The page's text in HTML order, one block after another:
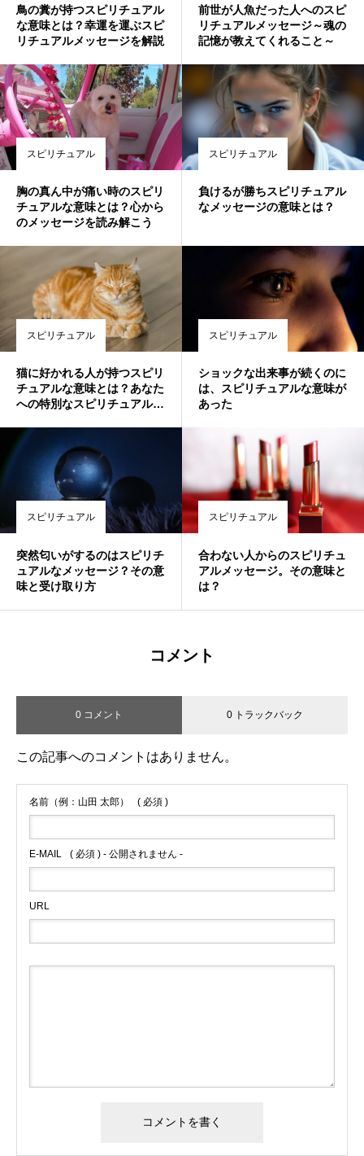
鳥の糞が持つスピリチュアル
な意味とは？幸運を運ぶスピ
リチュアルメッセージを解説
前世が人魚だった人へのスピ
リチュアルメッセージ～魂の
記憶が教えてくれること～
スピリチュアル
胸の真ん中が痛い時のスピリ
チュアルな意味とは？心から
のメッセージを読み解こう
スピリチュアル
負けるが勝ちスピリチュアル
なメッセージの意味とは？
スピリチュアル
猫に好かれる人が持つスピリ
チュアルな意味とは？あなた
への特別なスピリチュアルメ
スピリチュアル
ショックな出来事が続くのに
は、スピリチュアルな意味が
あった
スピリチュアル
突然匂いがするのはスピリチ
ュアルなメッセージ？その意
味と受け取り方
スピリチュアル
合わない人からのスピリチュ
アルメッセージ。その意味と
は？
コメント
0 コメント 0 トラックバック
この記事へのコメントはありません。
名前（例：山田 太郎） ( 必須 )
E-MAIL ( 必須 ) - 公開されません -
URL